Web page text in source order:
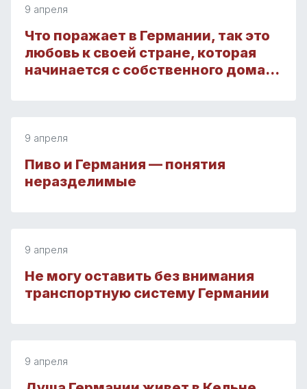
9 апреля
Что поражает в Германии, так это
любовь к своей стране, которая
начинается с собственного дома…
9 апреля
Пиво и Германия — понятия
неразделимые
9 апреля
Не могу оставить без внимания
транспортную систему Германии
9 апреля